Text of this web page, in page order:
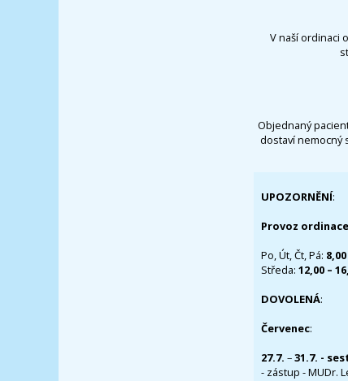
V naší ordinaci
Objednaný
dostaví nemocný
UPOZORNĚNÍ:
Provoz
Po, Út, Čt, Pá:
Středa: 12,00 –
DOVOLENÁ:
Červenec:
27.7. –31.7. -
- zástup - MUDr.